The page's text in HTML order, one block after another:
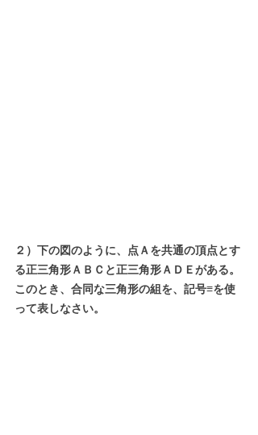
２）下の図のように、点Ａを共通の頂点とす
る正三角形ＡＢＣと正三角形ＡＤＥがある。
このとき、合同な三角形の組を、記号≡を使
って表しなさい。